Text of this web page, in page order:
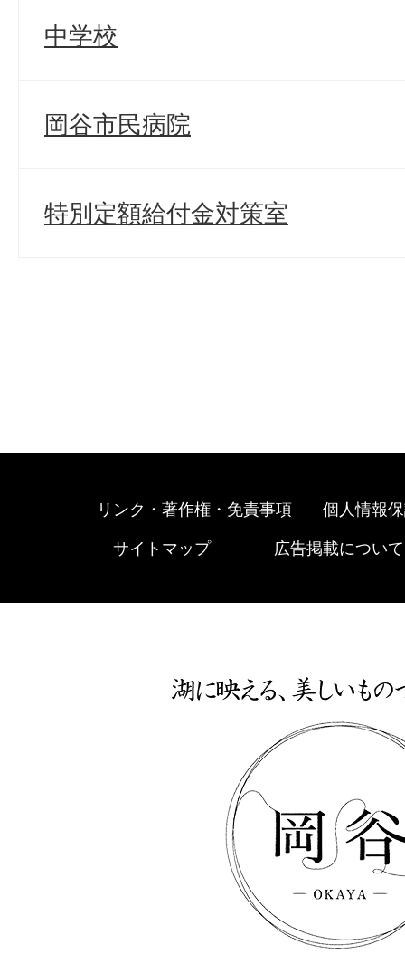
中学校
岡谷市民病院
特別定額給付金対策室
リンク・著作権・免責事項 個人情報
サイトマップ 広告掲載について